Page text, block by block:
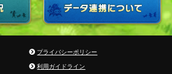
プライバシーポリシー
利用ガイドライン